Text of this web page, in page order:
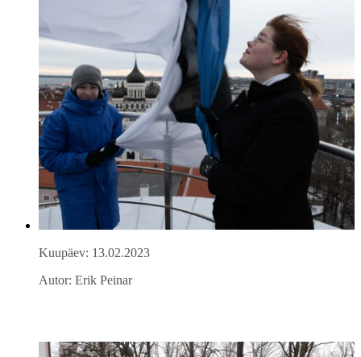
Kuupäev: 13.02.2023
Autor: Erik Peinar